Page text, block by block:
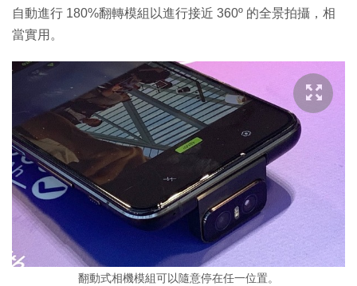
自動進行 180%翻轉模組以進行接近 360º 的全景拍攝，相
當實用。
翻動式相機模組可以隨意停在任一位置。